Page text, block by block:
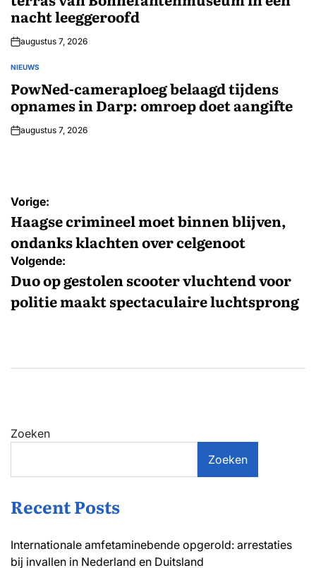
nacht leeggeroofd
augustus 7, 2026
GEPLAATST
NIEUWS
PowNed-cameraploeg belaagd tijdens
opnames in Darp: omroep doet aangifte
augustus 7, 2026
Bericht
navigatie
Vorige:
Haagse crimineel moet binnen blijven,
ondanks klachten over celgenoot
Volgende:
Duo op gestolen scooter vluchtend voor
politie maakt spectaculaire luchtsprong
Zoeken
Zoeken
Recent Posts
Internationale amfetaminebende opgerold: arrestaties
bij invallen in Nederland en Duitsland